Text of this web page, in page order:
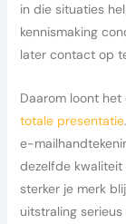
in die situaties
kennismaking
later contact op
Daarom loont
totale presentatie
e-
dezelfde kwaliteit
sterker je merk
uitstraling